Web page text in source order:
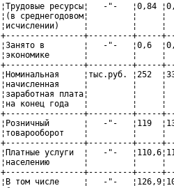
¦Трудовые ресурсы¦   -"-   ¦0,84
¦(в среднегодовом¦         ¦
¦исчислении)     ¦         ¦
+----------------+---------+-----
¦Занято в        ¦   -"-   ¦0,6
¦экономике       ¦         ¦
+----------------+---------+-----
¦Номинальная     ¦тыс.руб. ¦252
¦начисленная     ¦         ¦
¦заработная плата¦
¦на конец года   ¦         ¦
+----------------+---------+-----
¦Розничный       ¦   -"-   ¦119
¦товарооборот    ¦         ¦
+----------------+---------+-----
¦Платные услуги  ¦   -"-
¦населению       ¦         ¦
+----------------+---------+-----
¦В том числе     ¦   -"-